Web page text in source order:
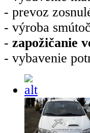
- prevoz
- výroba
- zapožičanie
- vybavenie